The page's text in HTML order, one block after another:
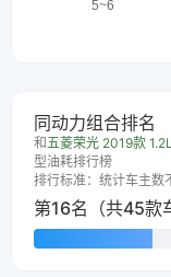
同动力组合排名
和五菱荣光 2019款
型油耗排行榜
排行标准：统计车主数
第16名（共45款